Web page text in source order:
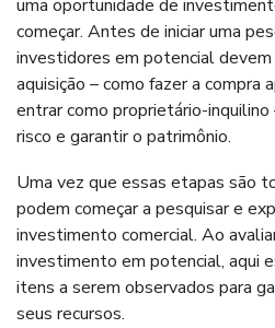
uma oportunidade de
começar. Antes de iniciar uma
investidores em potencial
aquisição – como fazer a compra
entrar como proprietário-inquilino
risco e garantir o patrimônio.
Uma vez que essas etapas são
podem começar a pesquisar e
investimento comercial. Ao
investimento em potencial, aqui
itens a serem observados para
seus recursos.